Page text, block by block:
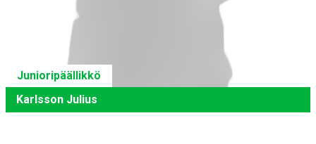
Junioripäällikkö
Karlsson Julius